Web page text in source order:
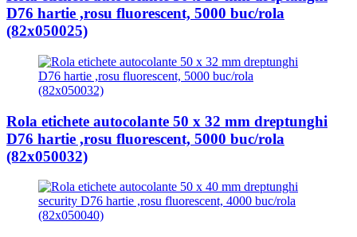
D76 hartie ,rosu fluorescent, 5000 buc/rola
(82x050025)
Rola etichete autocolante 50 x 32 mm dreptunghi
D76 hartie ,rosu fluorescent, 5000 buc/rola
(82x050032)